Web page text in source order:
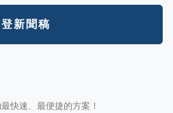
新聞稿
快速、最便捷的方案！